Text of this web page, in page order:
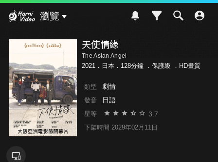
瀏覽
天使情緣
The Asian Angel
2021．日本．128分鐘 ． 保護級 ．HD畫質
類型 劇情
發音 日語
星等 3.7
下架時間 2029年02月11日